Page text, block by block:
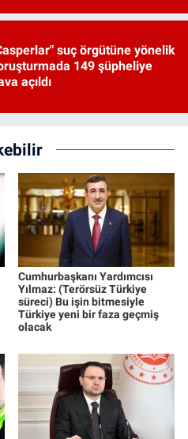
suç örgütüne yönelik
149 şüpheliye
açıldı
Cumhurbaşkanı Yardımcısı
Yılmaz: (Terörsüz Türkiye
süreci) Bu işin bitmesiyle
Türkiye yeni bir faza geçmiş
olacak